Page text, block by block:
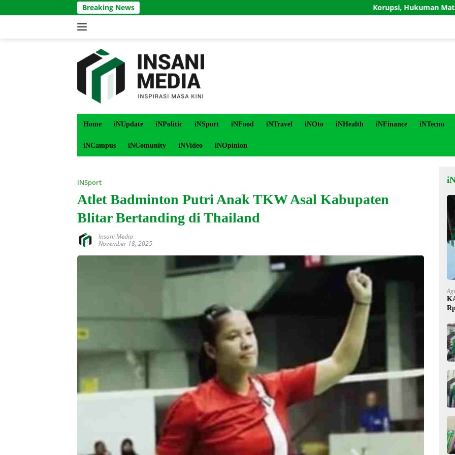
ke
Breaking News Korupsi, Hukuman Mati, dan Batas
Home iNUpdate iNPolitic iNSport iNFood iNTravel iNOto iNHealth iNFinance iNTecno
iNCampus iNComunity iNVideo iNOpinion
iNSport
Atlet Badminton Putri Anak TKW Asal Kabupaten
Blitar Bertanding di Thailand
Insani Media
November 18, 2025